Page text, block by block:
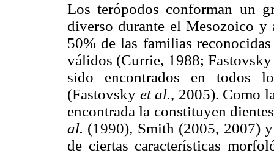
Los terópodos conforman un
diverso durante el Mesozoico y
50% de las familias
válidos (Currie, 1988;
sido encontrados en todos
(Fastovsky et al., 2005). Como
encontrada la constituyen
al. (1990), Smith (2005, 2007)
de ciertas características